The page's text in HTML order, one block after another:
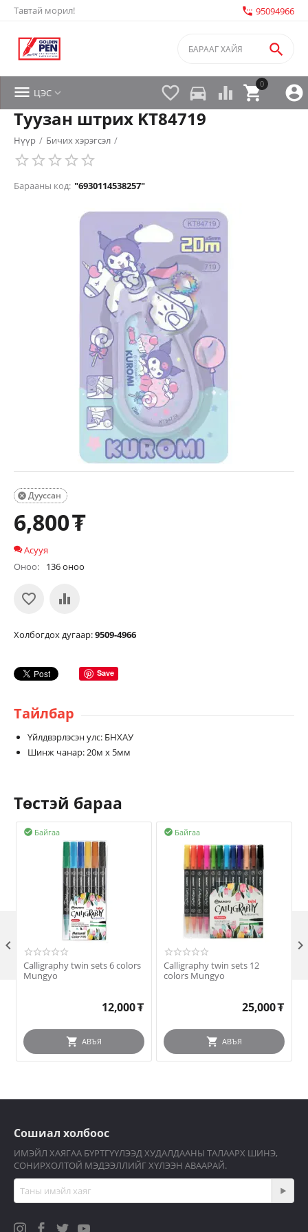
Тавтай морил! settings_phone 95094966


0

 directions_car 
 ЦЭС 
Туузан штрих KT84719
Нүүр / Бичих хэрэгсэл /
Барааны код: "6930114538257"
Дууссан

6,800₮
Асууя
Оноо:
136 оноо
Холбогдох дугаар:9509-4966
Save
Тайлбар
Үйлдвэрлэсэн улс: БНХАУ
Шинж чанар: 20м х 5мм
Төстэй бараа
Байгаа

Calligraphy twin sets 6 colors
Mungyo
12,000₮
АВЪЯ
Байгаа

Calligraphy twin sets 12
colors Mungyo
25,000₮
АВЪЯ
 
Сошиал холбоос
ИМЭЙЛ ХАЯГАА БҮРТГҮҮЛЭЭД ХУДАЛДААНЫ ТАЛААРХ ШИНЭ,
СОНИРХОЛТОЙ МЭДЭЭЛЛИЙГ ХҮЛЭЭН АВААРАЙ.